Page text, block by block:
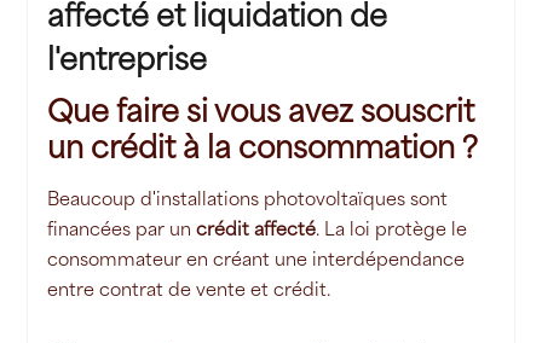
affecté et liquidation de
l'entreprise
Que faire si vous avez souscrit
un crédit à la consommation ?
Beaucoup d'installations photovoltaïques sont
financées par uncrédit affecté. La loi protège le
consommateur en créant une interdépendance
entre contrat de vente et crédit.